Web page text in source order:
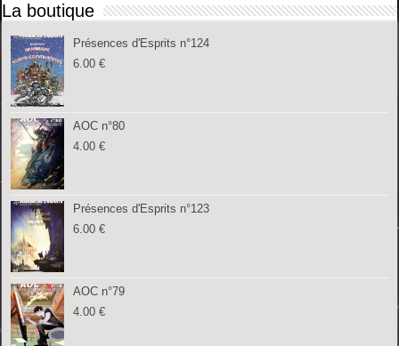
La boutique
Présences d'Esprits n°124
6.00€
AOC n°80
4.00€
Présences d'Esprits n°123
6.00€
AOC n°79
4.00€